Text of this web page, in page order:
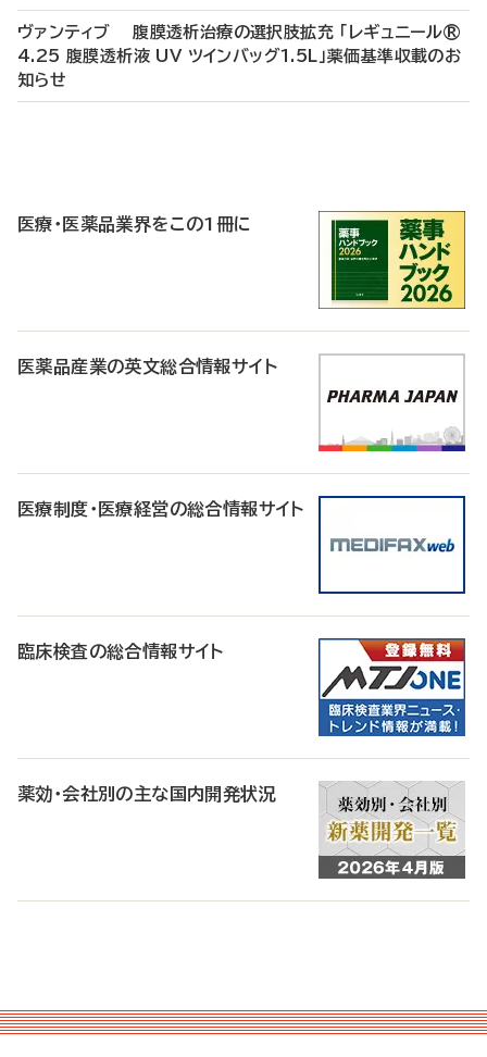
ヴァンティブ 腹膜透析治療の選択肢拡充 「レギュニール®
4.25 腹膜透析液 UV ツインバッグ1.5L」薬価基準収載のお
知らせ
医療・医薬品業界をこの1冊に
医薬品産業の英文総合情報サイト
医療制度・医療経営の総合情報サイト
臨床検査の総合情報サイト
薬効・会社別の主な国内開発状況